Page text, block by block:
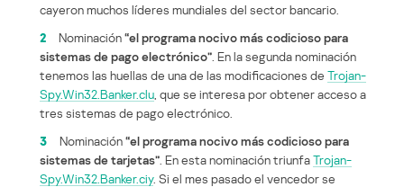
cayeron muchos líderes mundiales del sector bancario.
2
Nominación“el programa nocivo más codicioso para
sistemas de pago electrónico” . En la segunda nominación
tenemos las huellas de una de las modificaciones de Trojan-
Spy.Win32.Banker.clu , que se interesa por obtener acceso a
tres sistemas de pago electrónico.
3
Nominación“el programa nocivo más codicioso para
sistemas de tarjetas” . En esta nominación triunfaTrojan-
Spy.Win32.Banker.ciy. Si el mes pasado el vencedor se